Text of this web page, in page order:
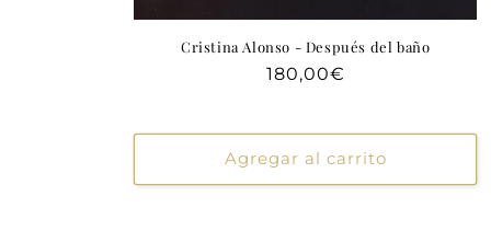
Cristina Alonso - Después del baño
Precio
180,00€
Agregar al carrito